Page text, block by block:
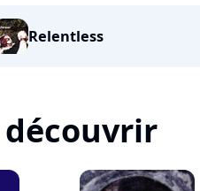
Relentless